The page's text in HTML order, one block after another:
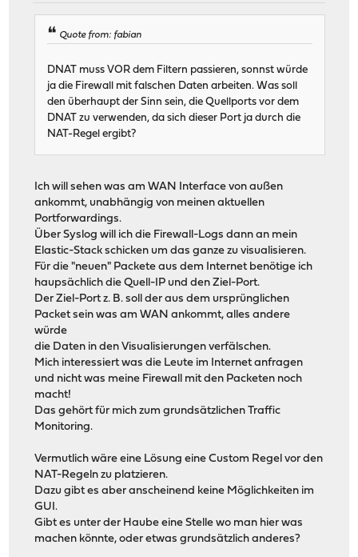
Quote from: fabian
DNAT muss VOR dem Filtern passieren, sonnst würde
ja die Firewall mit falschen Daten arbeiten. Was soll
den überhaupt der Sinn sein, die Quellports vor dem
DNAT zu verwenden, da sich dieser Port ja durch die
NAT-Regel ergibt?
Ich will sehen was am WAN Interface von außen
ankommt, unabhängig von meinen aktuellen
Portforwardings.
Über Syslog will ich die Firewall-Logs dann an mein
Elastic-Stack schicken um das ganze zu visualisieren.
Für die "neuen" Packete aus dem Internet benötige ich
haupsächlich die Quell-IP und den Ziel-Port.
Der Ziel-Port z. B. soll der aus dem ursprünglichen
Packet sein was am WAN ankommt, alles andere
würde
die Daten in den Visualisierungen verfälschen.
Mich interessiert was die Leute im Internet anfragen
und nicht was meine Firewall mit den Packeten noch
macht!
Das gehört für mich zum grundsätzlichen Traffic
Monitoring.
Vermutlich wäre eine Lösung eine Custom Regel vor den
NAT-Regeln zu platzieren.
Dazu gibt es aber anscheinend keine Möglichkeiten im
GUI.
Gibt es unter der Haube eine Stelle wo man hier was
machen könnte, oder etwas grundsätzlich anderes?